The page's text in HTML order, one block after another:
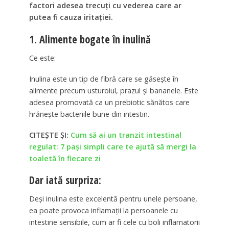
factori adesea trecuți cu vederea care ar
putea fi cauza iritației.
1. Alimente bogate în inulină
Ce este:
Inulina este un tip de fibră care se găsește în
alimente precum usturoiul, prazul și bananele. Este
adesea promovată ca un prebiotic sănătos care
hrănește bacteriile bune din intestin.
CITEȘTE ȘI: Cum să ai un tranzit intestinal
regulat: 7 pași simpli care te ajută să mergi la
toaletă în fiecare zi
Dar iată surpriza:
Deși inulina este excelentă pentru unele persoane,
ea poate provoca inflamații la persoanele cu
intestine sensibile, cum ar fi cele cu boli inflamatorii